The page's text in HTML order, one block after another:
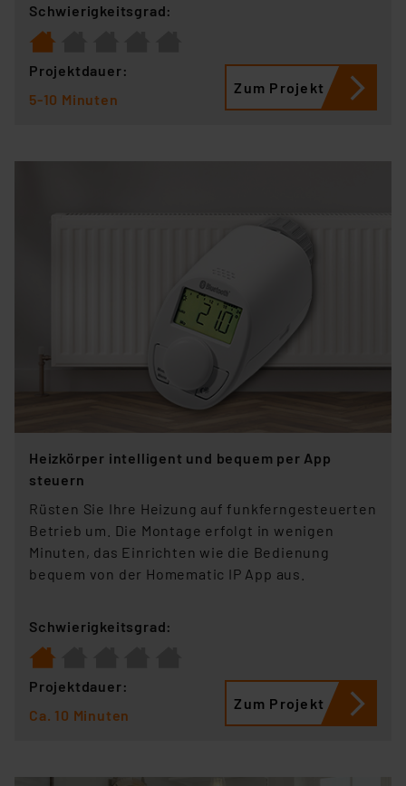
Raum - für spürbar mehr Komfort.
Schwierigkeitsgrad:
Projektdauer:
5-10 Minuten
Zum Projekt
Heizkörper intelligent und bequem per App
steuern
Rüsten Sie Ihre Heizung auf funkferngesteuerten
Betrieb um. Die Montage erfolgt in wenigen
Minuten, das Einrichten wie die Bedienung
bequem von der Homematic IP App aus.
Schwierigkeitsgrad:
Projektdauer:
Ca. 10 Minuten
Zum Projekt